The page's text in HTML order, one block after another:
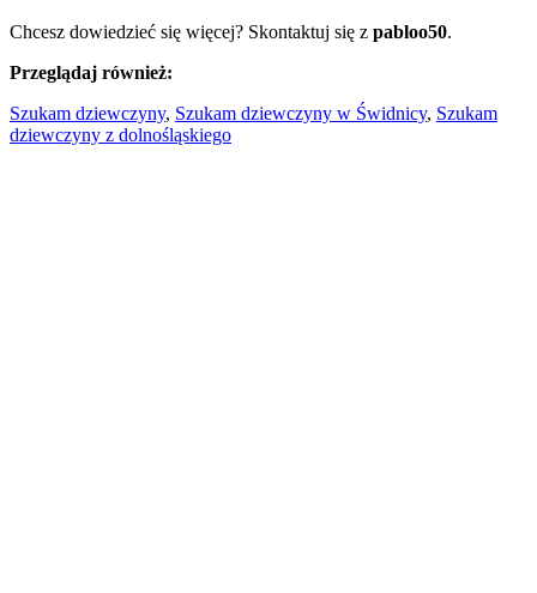
Chcesz dowiedzieć się więcej? Skontaktuj się z pabloo50.
Przeglądaj również:
Szukam dziewczyny, Szukam dziewczyny w Świdnicy, Szukam
dziewczyny z dolnośląskiego